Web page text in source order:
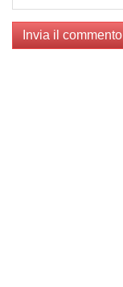
Invia il commento